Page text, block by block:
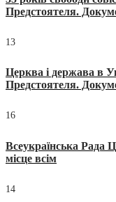
Предстоятеля.
13
Церква і держава в
Предстоятеля.
16
Всеукраїнська Рада
місце всім
14